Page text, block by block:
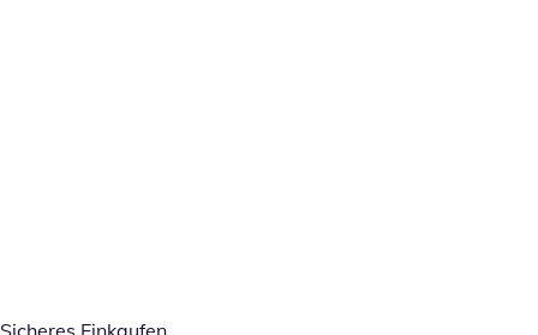
Sicheres Einkaufen